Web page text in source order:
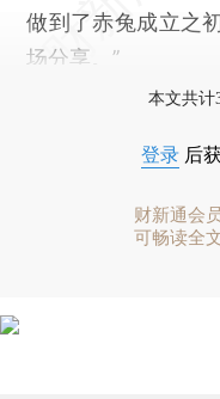
做到了赤兔成立之
场分享。”
本文共计
登录 后
财新通会
可畅读全